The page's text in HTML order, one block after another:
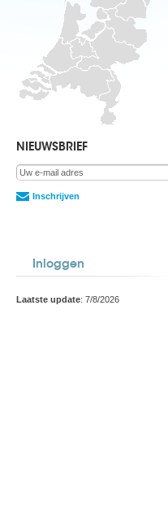
NIEUWSBRIEF
Inschrijven
Inloggen
Laatste update: 7/8/2026